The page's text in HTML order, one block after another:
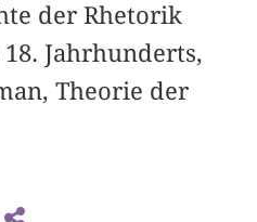
der Rhetorik
Jahrhunderts,
Theorie der